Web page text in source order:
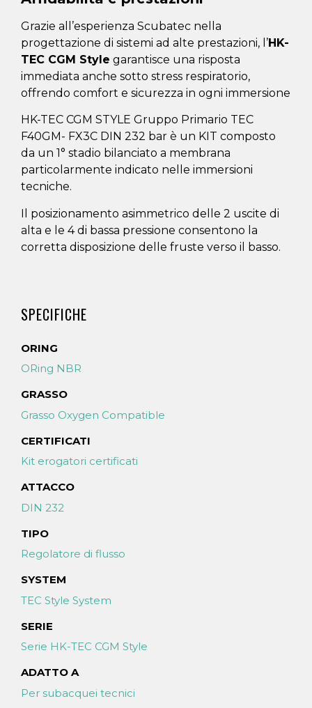
Grazie all’esperienza Scubatec nella
progettazione di sistemi ad alte prestazioni, l’HK-
TEC CGM Style garantisce una risposta
immediata anche sotto stress respiratorio,
offrendo comfort e sicurezza in ogni immersione
HK-TEC CGM STYLE Gruppo Primario TEC
F40GM- FX3C DIN 232 bar è un KIT composto
da un 1° stadio bilanciato a membrana
particolarmente indicato nelle immersioni
tecniche.
Il posizionamento asimmetrico delle 2 uscite di
alta e le 4 di bassa pressione consentono la
corretta disposizione delle fruste verso il basso.
SPECIFICHE
ORING
ORing NBR
GRASSO
Grasso Oxygen Compatible
CERTIFICATI
Kit erogatori certificati
ATTACCO
DIN 232
TIPO
Regolatore di flusso
SYSTEM
TEC Style System
SERIE
Serie HK-TEC CGM Style
ADATTO A
Per subacquei tecnici